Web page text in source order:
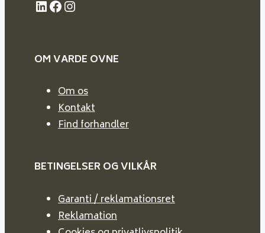
LinkedIn
Facebook
Instagram
OM VARDE OVNE
Om os
Kontakt
Find forhandler
BETINGELSER OG VILKÅR
Garanti / reklamationsret
Reklamation